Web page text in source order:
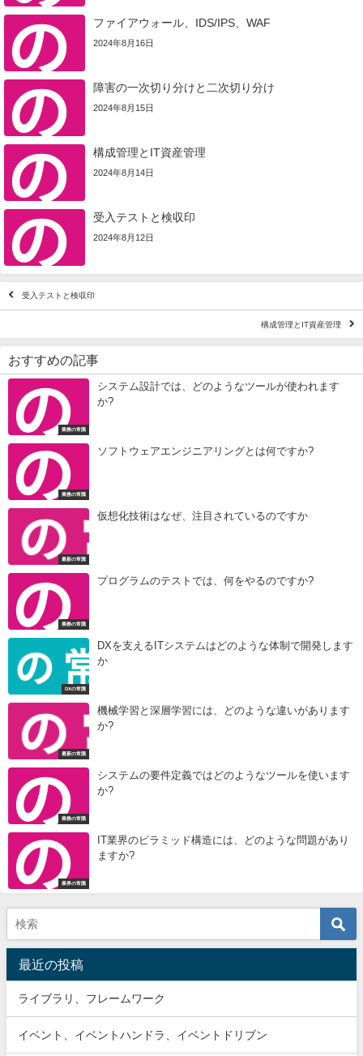
ファイアウォール、IDS/IPS、WAF
2024年8月16日
障害の一次切り分けと二次切り分け
2024年8月15日
構成管理とIT資産管理
2024年8月14日
受入テストと検収印
2024年8月12日
受入テストと検収印
構成管理とIT資産管理
おすすめの記事
業務の常識
システム設計では、どのようなツールが使われます
か?
業務の常識
ソフトウェアエンジニアリングとは何ですか?
最新の常識
仮想化技術はなぜ、注目されているのですか
業務の常識
プログラムのテストでは、何をやるのですか?
DXの常識
DXを支えるITシステムはどのような体制で開発します
か
最新の常識
機械学習と深層学習には、どのような違いがあります
か?
業務の常識
システムの要件定義ではどのようなツールを使います
か?
業界の常識
IT業界のピラミッド構造には、どのような問題があり
ますか?
最近の投稿
ライブラリ、フレームワーク
イベント、イベントハンドラ、イベントドリブン